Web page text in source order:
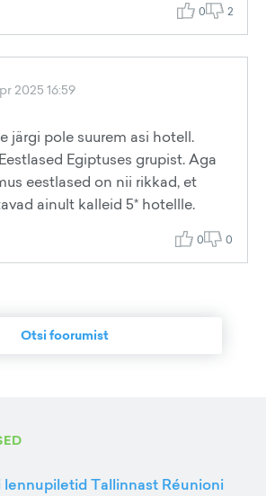
0 2
2025 16:59
järgi pole suurem asi hotell.
Egiptuses grupist. Aga
eestlased on nii rikkad, et
ainult kalleid 5* hotellle.
0 0
Otsi foorumist
lennupiletid Tallinnast Réunioni